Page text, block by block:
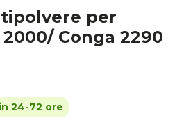
per
Conga 2290
24-72 ore